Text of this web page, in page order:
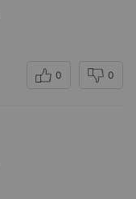
0 0